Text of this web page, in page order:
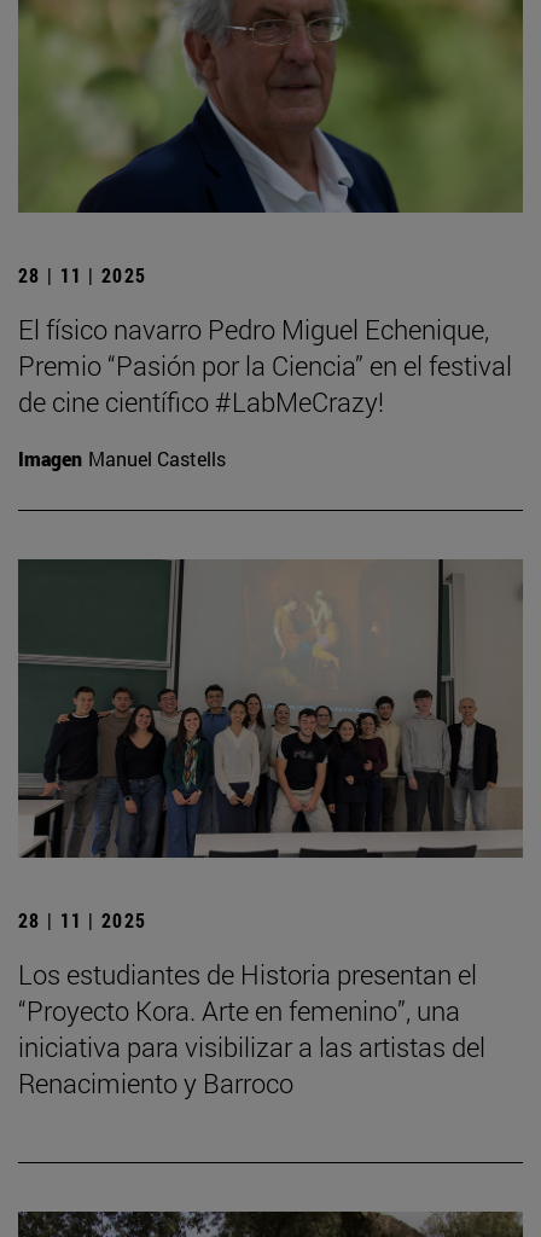
28 | 11 | 2025
El físico navarro Pedro Miguel Echenique,
Premio “Pasión por la Ciencia” en el festival
de cine científico #LabMeCrazy!
Imagen Manuel Castells
28 | 11 | 2025
Los estudiantes de Historia presentan el
“Proyecto Kora. Arte en femenino”, una
iniciativa para visibilizar a las artistas del
Renacimiento y Barroco